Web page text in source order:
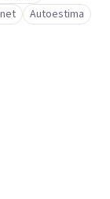
Autoestima